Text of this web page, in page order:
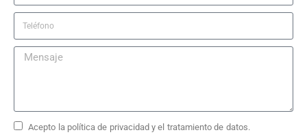
Acepto la política de privacidad y el tratamiento de datos.